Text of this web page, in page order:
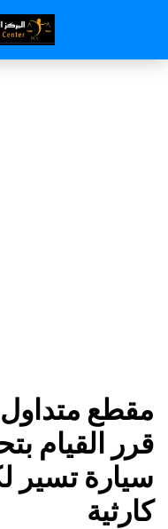
مقطع
قرر القيام
سيارة تسير
كارثية